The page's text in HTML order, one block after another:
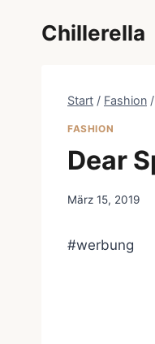
Chillerella
Start / Fashion /
FASHION
Dear
März 15, 2019
#werbung